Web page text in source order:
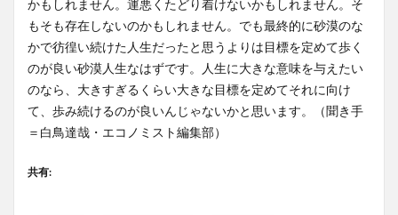
かもしれません。運悪くたどり着けないかもしれません。そ
もそも存在しないのかもしれません。でも最終的に砂漠のな
かで彷徨い続けた人生だったと思うよりは目標を定めて歩く
のが良い砂漠人生なはずです。人生に大きな意味を与えたい
のなら、大きすぎるくらい大きな目標を定めてそれに向け
て、歩み続けるのが良いんじゃないかと思います。（聞き手
＝白鳥達哉・エコノミスト編集部）
共有: